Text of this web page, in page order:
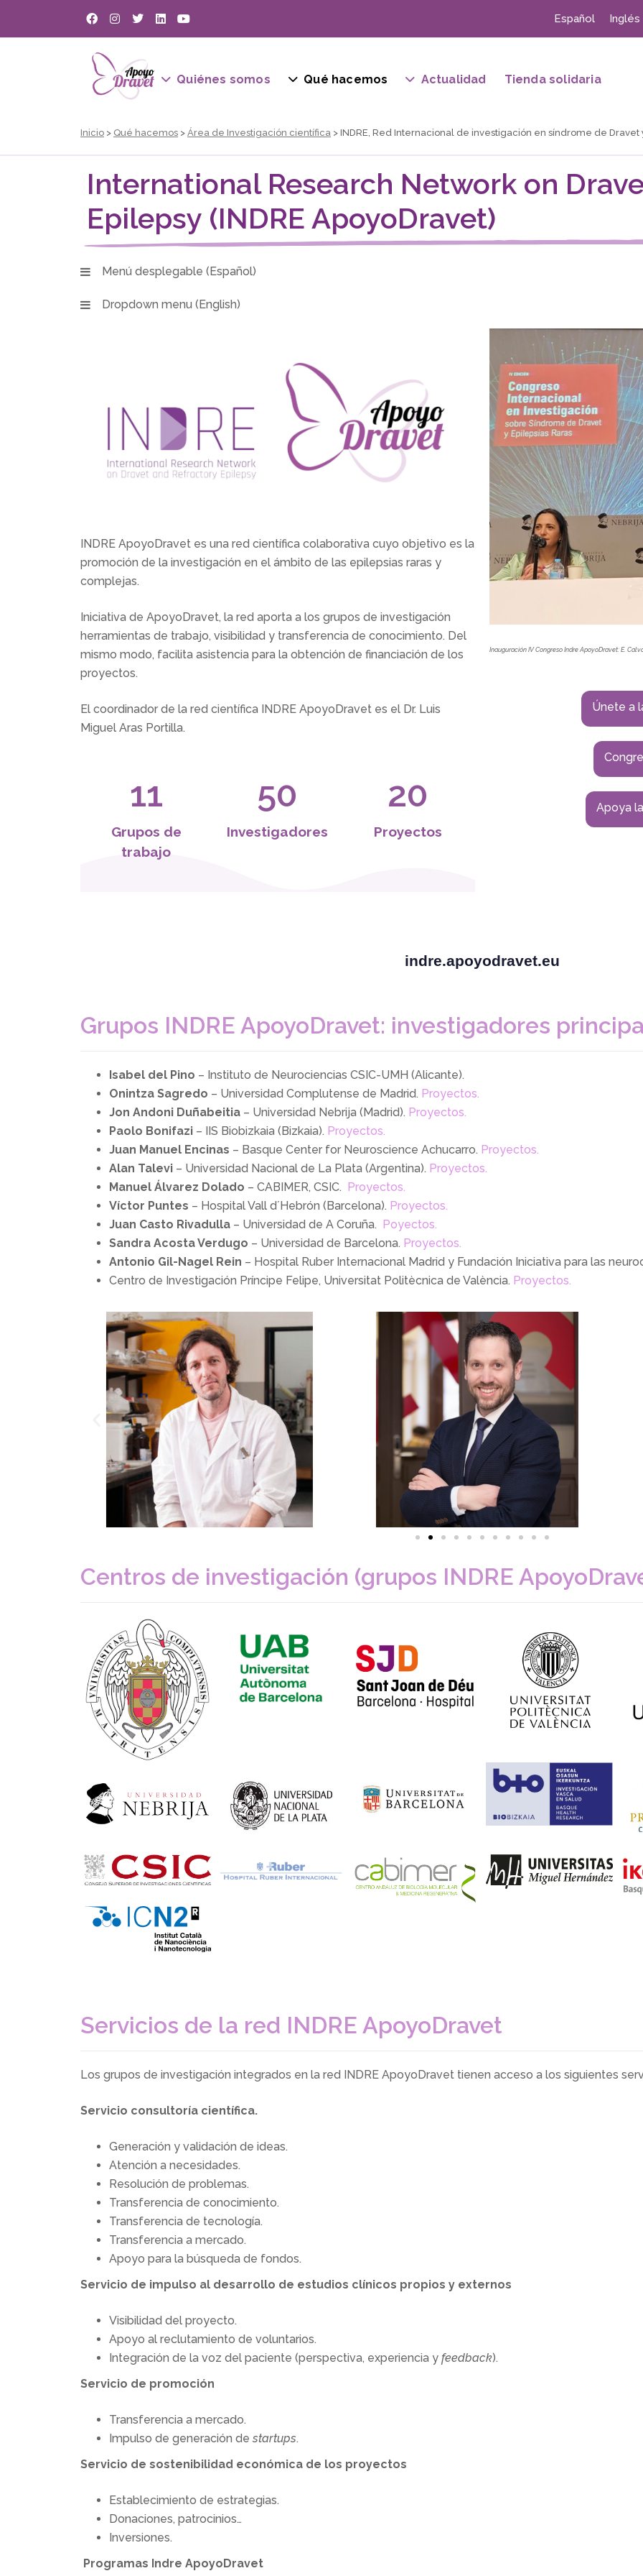
Español Inglés
Quiénes somos Qué hacemos Actualidad Tienda solidaria
Inicio > Qué hacemos > Área de Investigación científica > INDRE, Red Internacional de investigación en síndrome de Dravet
International Research Network on
Epilepsy (INDRE ApoyoDravet)
Menú desplegable (Español)
Dropdown menu (English)
INDRE ApoyoDravet es una red científica colaborativa cuyo objetivo es la
promoción de la investigación en el ámbito de las epilepsias raras y
complejas.
Iniciativa de ApoyoDravet, la red aporta a los grupos de investigación
herramientas de trabajo, visibilidad y transferencia de conocimiento. Del
mismo modo, facilita asistencia para la obtención de financiación de los
proyectos.
El coordinador de la red científica INDRE ApoyoDravet es el Dr. Luis
Miguel Aras Portilla.
1
2
3
8
9
1
2
3
8
9
Grupos de
trabajo
0
1
3
5
6
0
1
7
8
9
Investigadores
0
2
3
7
9
0
1
5
7
8
9
Proyectos
Inauguración IV Congreso Indre ApoyoDravet: E.
Únete a
Apoya
indre.apoyodravet.eu
Grupos INDRE ApoyoDravet: investigadores
Isabel del Pino – Instituto de Neurociencias CSIC-UMH (Alicante).
Onintza Sagredo – Universidad Complutense de Madrid. Proyectos.
Jon Andoni Duñabeitia – Universidad Nebrija (Madrid). Proyectos.
Paolo Bonifazi – IIS Biobizkaia (Bizkaia). Proyectos.
Juan Manuel Encinas – Basque Center for Neuroscience Achucarro. Proyectos.
Alan Talevi – Universidad Nacional de La Plata (Argentina). Proyectos.
Manuel Álvarez Dolado – CABIMER, CSIC. Proyectos.
Víctor Puntes – Hospital Vall d´Hebrón (Barcelona). Proyectos.
Juan Casto Rivadulla – Universidad de A Coruña. Poyectos.
Sandra Acosta Verdugo – Universidad de Barcelona. Proyectos.
Antonio Gil-Nagel Rein – Hospital Ruber Internacional Madrid y Fundación Iniciativa para las
Centro de Investigación Príncipe Felipe, Universitat Politècnica de València. Proyectos.
Centros de investigación (grupos INDRE
Servicios de la red INDRE ApoyoDravet
Los grupos de investigación integrados en la red INDRE ApoyoDravet tienen acceso a los siguientes
Servicio consultoría científica.
Generación y validación de ideas.
Atención a necesidades.
Resolución de problemas.
Transferencia de conocimiento.
Transferencia de tecnología.
Transferencia a mercado.
Apoyo para la búsqueda de fondos.
Servicio de impulso al desarrollo de estudios clínicos propios y externos
Visibilidad del proyecto.
Apoyo al reclutamiento de voluntarios.
Integración de la voz del paciente (perspectiva, experiencia y feedback).
Servicio de promoción
Transferencia a mercado.
Impulso de generación destartups.
Servicio de sostenibilidad económica de los proyectos
Establecimiento de estrategias.
Donaciones, patrocinios…
Inversiones.
Programas Indre ApoyoDravet